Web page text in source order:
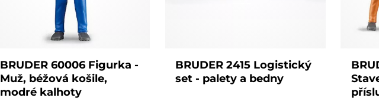
BRUDER 60006 Figurka -
Muž, béžová košile,
modré kalhoty
BRUDER 2415 Logistický
set - palety a bedny